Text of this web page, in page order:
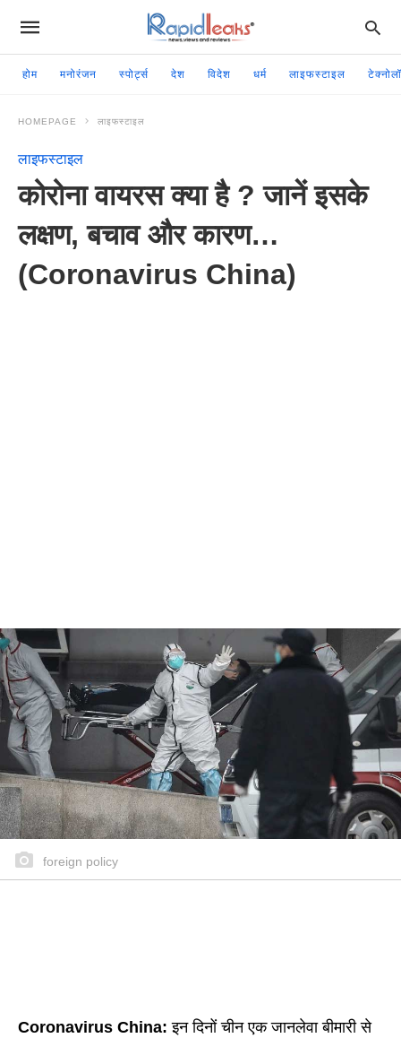
होम मनोरंजन स्पोर्ट्स देश विदेश धर्म लाइफस्टाइल
HOMEPAGE लाइफस्टाइल
लाइफस्टाइल
कोरोना वायरस क्या है ? जानें इसके
लक्षण, बचाव और कारण…
(Coronavirus China)
foreign policy
Coronavirus China: इन दिनों चीन एक जानलेवा बीमारी से